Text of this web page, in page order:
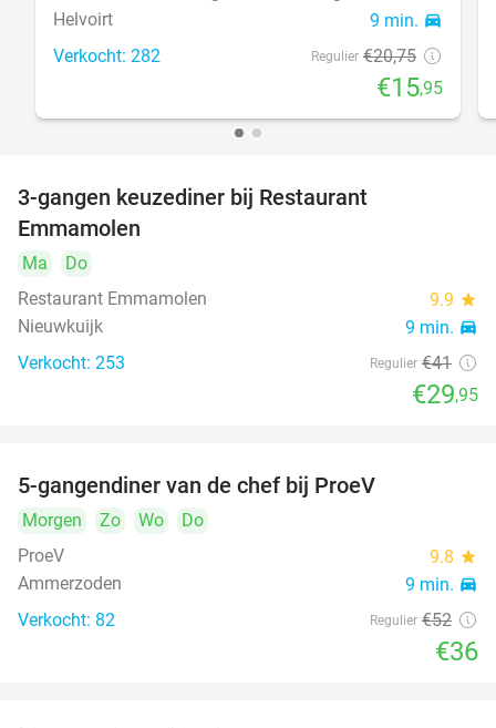
Helvoirt 9 min. directions_car
Verkocht: 282 Regulier €20,75
€15,95
3-gangen keuzediner bij Restaurant
Emmamolen
Ma
Do
Restaurant Emmamolen
9.9 star
Nieuwkuijk 9 min. directions_car
Verkocht: 253 Regulier €41
€29,95
5-gangendiner van de chef bij ProeV
Morgen Zo Wo
Do
ProeV
9.8 star
Ammerzoden 9 min. directions_car
Verkocht: 82 Regulier €52
€36